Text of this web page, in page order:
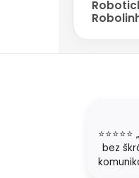
bez